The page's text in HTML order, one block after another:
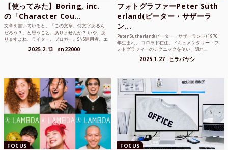
【使ってみた】Boring, inc.
の「Character Cou...
文章を書いていると、「この文章、何文字あるん
だろう？」と思うこと、ありませんか？ いや、あ
りますよね。ライター、ブロガー、SNS運用者、エ
2025.2.13 sn22000
フォトグラファーPeter Suth
erland(ピーター・サザーラ
ン...
Peter Sutherland(ピーター・サザーランド) 1976
年生まれ。 コロラド在住。ドキュメンタリー・フ
ォトグラフィーのテクニックを使い、隠れ...
2025.1.27 ヒラバヤシ
FOCUS FOCUS